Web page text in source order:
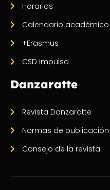
Horarios
Calendario académico
+Erasmus
CSD Impulsa
Danzaratte
Revista Danzaratte
Normas de publicación
Consejo de la revista